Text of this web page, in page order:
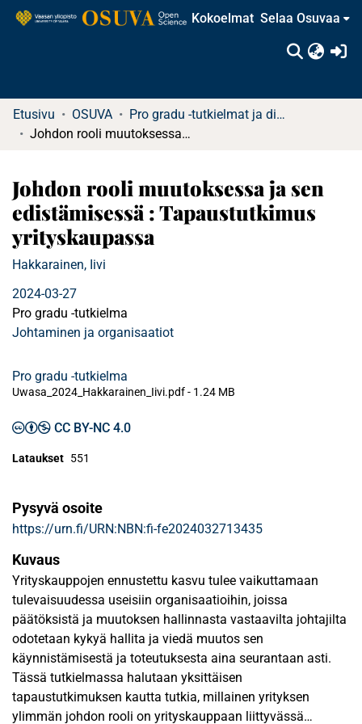
Kokoelmat Selaa Osuvaa
Etusivu OSUVA
Pro gradu -tutkielmat ja diplomityöt
Johdon rooli muutoksessa ja sen edistämisessä : Tapaustutkimus yrityskaupassa
Johdon rooli muutoksessa ja sen
edistämisessä : Tapaustutkimus
yrityskaupassa
Hakkarainen, Iivi
2024-03-27
Pro gradu -tutkielma
Johtaminen ja organisaatiot
Pro gradu -tutkielma
Uwasa_2024_Hakkarainen_Iivi.pdf - 1.24 MB
CC BY-NC 4.0
Lataukset 551
Pysyvä osoite
https://urn.fi/URN:NBN:fi-fe2024032713435
Kuvaus
Yrityskauppojen ennustettu kasvu tulee vaikuttamaan
tulevaisuudessa useisiin organisaatioihin, joissa
päätöksistä ja muutoksen hallinnasta vastaavilta johtajilta
odotetaan kykyä hallita ja viedä muutos sen
käynnistämisestä ja toteutuksesta aina seurantaan asti.
Tässä tutkielmassa halutaan yksittäisen
tapaustutkimuksen kautta tutkia, millainen yrityksen
ylimmän johdon rooli on yrityskauppaan liittyvässä